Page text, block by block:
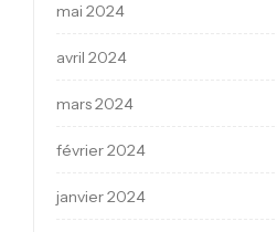
mai 2024
avril 2024
mars 2024
février 2024
janvier 2024